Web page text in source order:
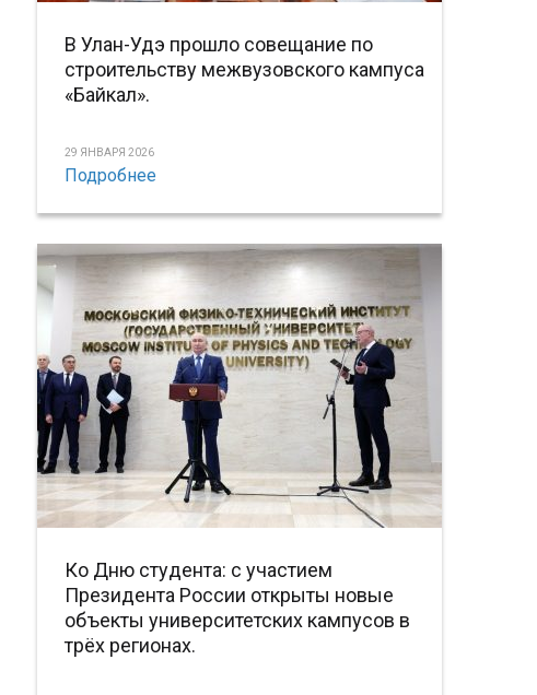
В Улан-Удэ прошло совещание по
строительству межвузовского кампуса
«Байкал».
29 ЯНВАРЯ 2026
Подробнее
Ко Дню студента: с участием
Президента России открыты новые
объекты университетских кампусов в
трёх регионах.